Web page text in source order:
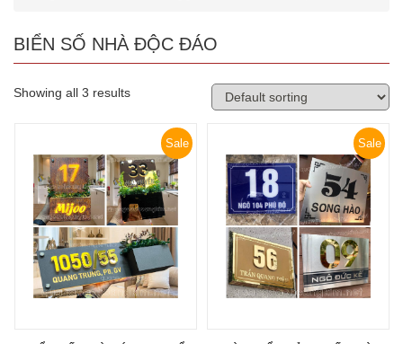
BIỂN SỐ NHÀ ĐỘC ĐÁO
Showing all 3 results
Sale Sale